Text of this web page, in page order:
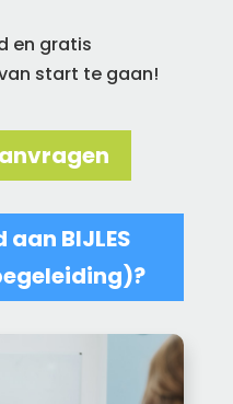
en gratis
start te gaan!
BIJLES